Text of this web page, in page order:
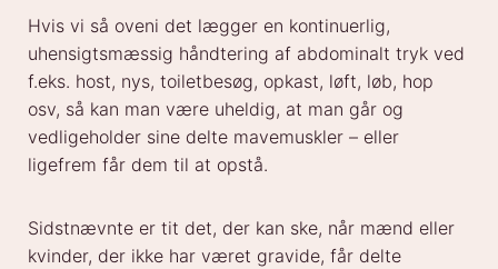
Hvis vi så oveni det lægger en kontinuerlig,
uhensigtsmæssig håndtering af abdominalt tryk ved
f.eks. host, nys, toiletbesøg, opkast, løft, løb, hop
osv, så kan man være uheldig, at man går og
vedligeholder sine delte mavemuskler – eller
ligefrem får dem til at opstå.
Sidstnævnte er tit det, der kan ske, når mænd eller
kvinder, der ikke har været gravide, får delte